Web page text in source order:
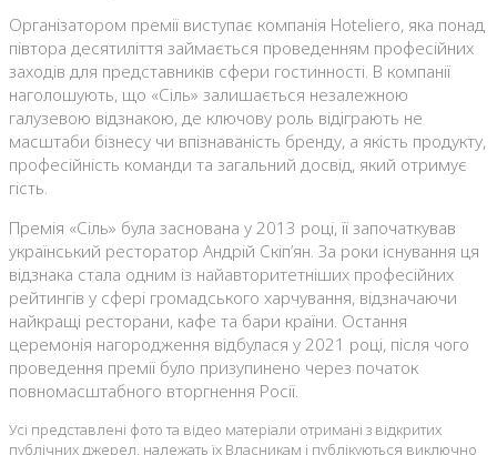
Організатором премії виступає компанія Hoteliero, яка понад
півтора десятиліття займається проведенням професійних
заходів для представників сфери гостинності. В компанії
наголошують, що «Сіль» залишається незалежною
галузевою відзнакою, де ключову роль відіграють не
масштаби бізнесу чи впізнаваність бренду, а якість продукту,
професійність команди та загальний досвід, який отримує
гість.
Премія «Сіль» була заснована у 2013 році, її започаткував
український ресторатор Андрій Скіп’ян. За роки існування ця
відзнака стала одним із найавторитетніших професійних
рейтингів у сфері громадського харчування, відзначаючи
найкращі ресторани, кафе та бари країни. Остання
церемонія нагородження відбулася у 2021 році, після чого
проведення премії було призупинено через початок
повномасштабного вторгнення Росії.
Усі представлені фото та відео матеріали отримані з відкритих
публічних джерел, належать їх Власникам і публікуються виключно